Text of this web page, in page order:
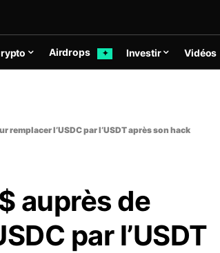
Airdrops ✦ Investir Vidéos
l’USDC par l’USDT après son hack
auprès de
par l’USDT